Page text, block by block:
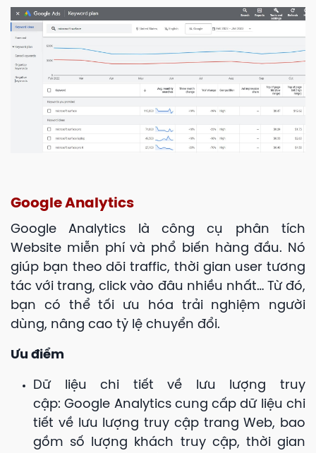
Google Analytics
Google Analytics là công cụ phân tích
Website miễn phí và phổ biến hàng đầu. Nó
giúp bạn theo dõi traffic, thời gian user tương
tác với trang, click vào đâu nhiều nhất… Từ đó,
bạn có thể tối ưu hóa trải nghiệm người
dùng, nâng cao tỷ lệ chuyển đổi.
Ưu điểm
Dữ liệu chi tiết về lưu lượng truy
cập: Google Analytics cung cấp dữ liệu chi
tiết về lưu lượng truy cập trang Web, bao
gồm số lượng khách truy cập, thời gian